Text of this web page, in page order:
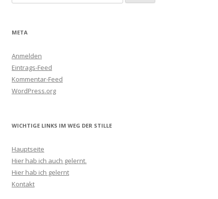
nach:
META
Anmelden
Eintrags-Feed
Kommentar-Feed
WordPress.org
WICHTIGE LINKS IM WEG DER STILLE
Hauptseite
Hier hab ich auch gelernt.
Hier hab ich gelernt
Kontakt